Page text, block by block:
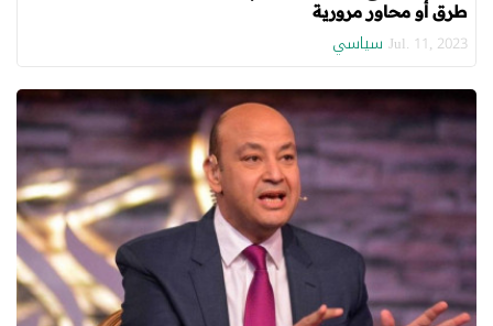
طرق أو محاور مرورية
Jul. 11, 2023 سياسي